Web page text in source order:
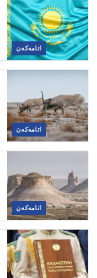
اتامەكەن
اتامەكەن
اتامەكەن